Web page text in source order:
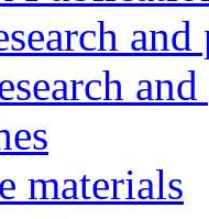
materials